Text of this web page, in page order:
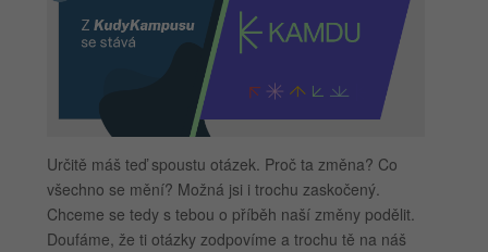
Určitě máš teď spoustu otázek. Proč ta změna? Co
všechno se mění? Možná jsi i trochu zaskočený.
Chceme se tedy s tebou o příběh naší změny podělit.
Doufáme, že ti otázky zodpovíme a trochu tě na náš